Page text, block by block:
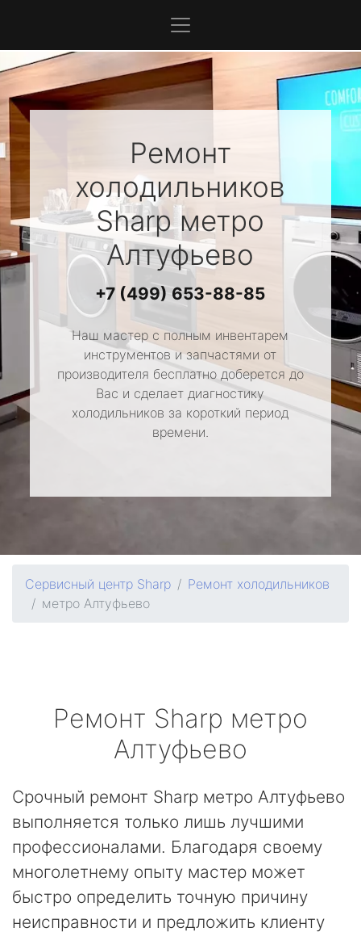
Ремонт
холодильников
Sharpметро
Алтуфьево
+7 (499) 653-88-85
Наш мастер с полным инвентарем
инструментов и запчастями от
производителя бесплатно доберется до
Вас и сделает диагностику
холодильников за короткий период
времени.
Сервисный центр Sharp
Ремонт холодильников
метро Алтуфьево
Ремонт Sharp метро
Алтуфьево
Срочный ремонт Sharp метро Алтуфьево
выполняется только лишь лучшими
профессионалами. Благодаря своему
многолетнему опыту мастер может
быстро определить точную причину
неисправности и предложить клиенту